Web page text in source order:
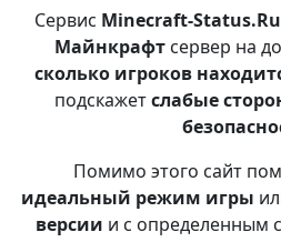
Сервис Minecraft-Status.Ru
Майнкрафтсервер на
сколько игроков
подскажетслабые
Помимо этого сайт
идеальный режим игры
версии и с определенным